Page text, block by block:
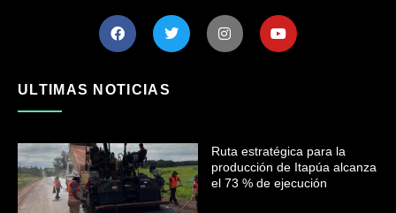
ULTIMAS NOTICIAS
Ruta estratégica para la
producción de Itapúa alcanza
el 73 % de ejecución